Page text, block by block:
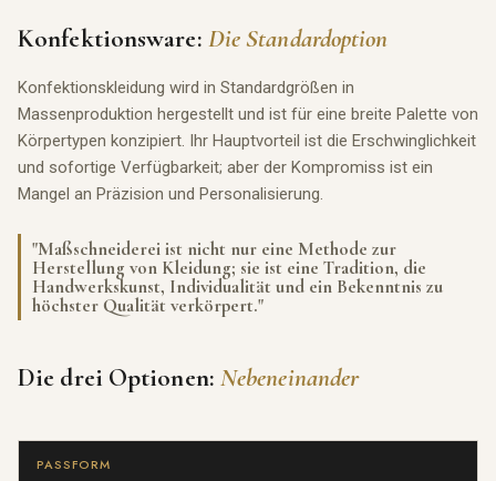
Konfektionsware: Die Standardoption
Konfektionskleidung wird in Standardgrößen in
Massenproduktion hergestellt und ist für eine breite Palette von
Körpertypen konzipiert. Ihr Hauptvorteil ist die Erschwinglichkeit
und sofortige Verfügbarkeit; aber der Kompromiss ist ein
Mangel an Präzision und Personalisierung.
"Maßschneiderei ist nicht nur eine Methode zur
Herstellung von Kleidung; sie ist eine Tradition, die
Handwerkskunst, Individualität und ein Bekenntnis zu
höchster Qualität verkörpert."
Die drei Optionen: Nebeneinander
PASSFORM